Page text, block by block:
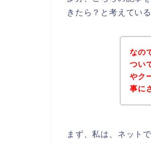
きたら？と考えてい
なの
つい
やク
事に
まず、私は、ネット